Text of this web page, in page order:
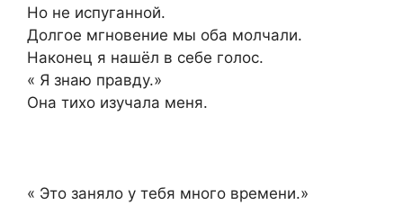
Но не испуганной.
Долгое мгновение мы оба молчали.
Наконец я нашёл в себе голос.
« Я знаю правду.»
Она тихо изучала меня.
« Это заняло у тебя много времени.»